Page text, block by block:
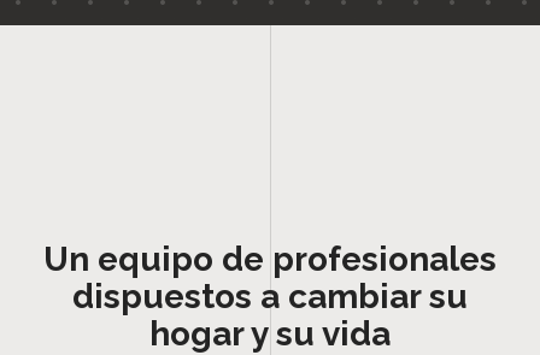
Un equipo de profesionales
dispuestos a cambiar su
hogar y su vida